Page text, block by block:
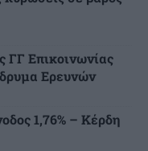
ΓΓ Επικοινωνίας
Ερευνών
1,76% – Κέρδη